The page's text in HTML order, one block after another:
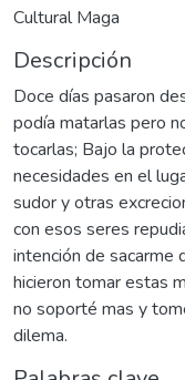
Cultural Maga
Descripción
Doce días pasaron
podía matarlas pero
tocarlas; Bajo la
necesidades en el
sudor y otras
con esos seres
intención de sacarme
hicieron tomar estas
no soporté mas y
dilema.